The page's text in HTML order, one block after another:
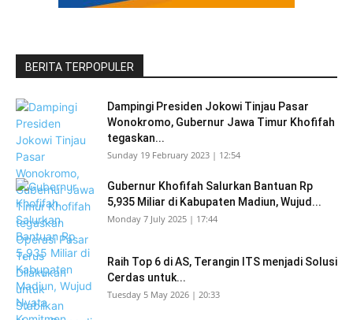
BERITA TERPOPULER
Dampingi Presiden Jokowi Tinjau Pasar
Wonokromo, Gubernur Jawa Timur Khofifah
tegaskan...
Sunday 19 February 2023 | 12:54
Gubernur Khofifah Salurkan Bantuan Rp
5,935 Miliar di Kabupaten Madiun, Wujud...
Monday 7 July 2025 | 17:44
Raih Top 6 di AS, Terangin ITS menjadi Solusi
Cerdas untuk...
Tuesday 5 May 2026 | 20:33